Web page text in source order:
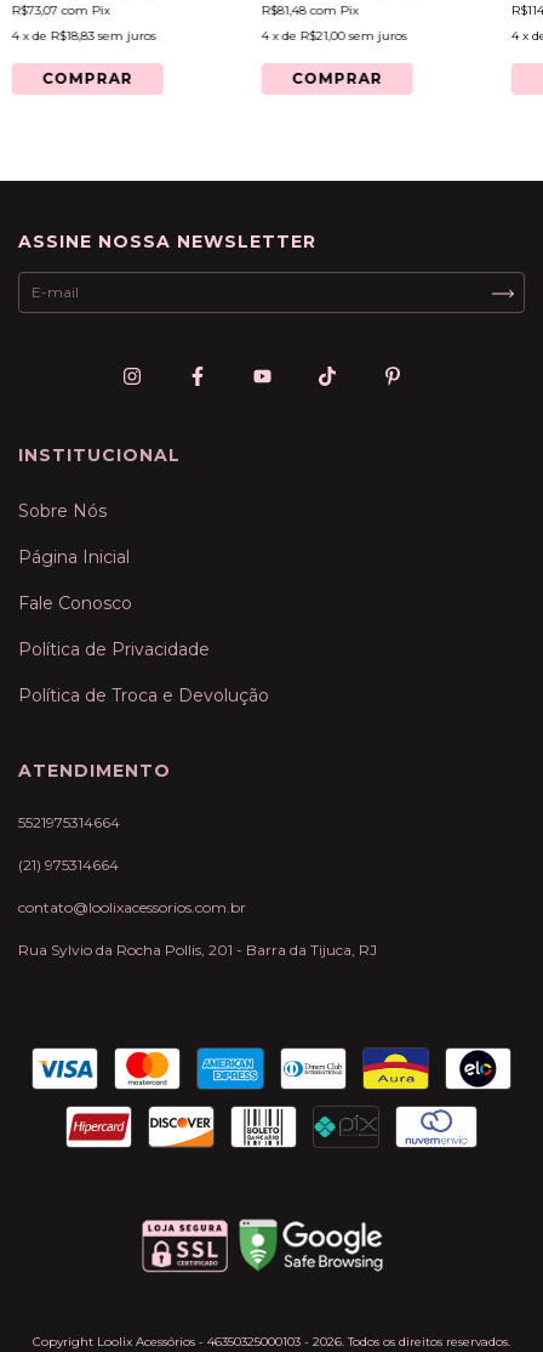
R$73,07com Pix
4 x de R$18,83 sem juros
COMPRAR
R$81,48com Pix
4 x de R$21,00 sem juros
COMPRAR
4 x
ASSINE NOSSA NEWSLETTER
INSTITUCIONAL
Sobre Nós
Página Inicial
Fale Conosco
Política de Privacidade
Política de Troca e Devolução
ATENDIMENTO
5521975314664
(21) 975314664
contato@loolixacessorios.com.br
Rua Sylvio da Rocha Pollis, 201 - Barra da Tijuca, RJ
Copyright Loolix Acessórios - 46350325000103 - 2026. Todos os direitos reservados.